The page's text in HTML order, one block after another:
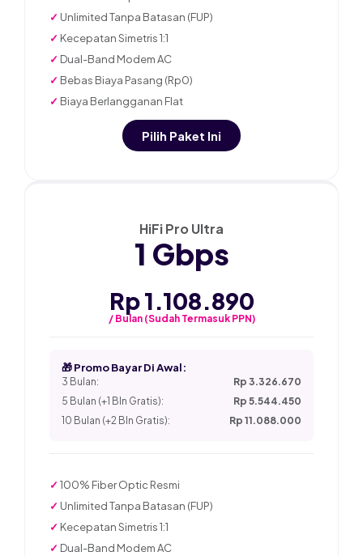
✓ Unlimited Tanpa Batasan (FUP)
✓ Kecepatan Simetris 1:1
✓ Dual-Band Modem AC
✓ Bebas Biaya Pasang (Rp0)
✓ Biaya Berlangganan Flat
Pilih Paket Ini
HiFi Pro Ultra
1 Gbps
Rp 1.108.890
/ Bulan (Sudah Termasuk PPN)
🎁 Promo Bayar Di Awal:
3 Bulan:
Rp 3.326.670
5 Bulan (+1 Bln Gratis):
Rp 5.544.450
10 Bulan (+2 Bln Gratis):
Rp 11.088.000
✓ 100% Fiber Optic Resmi
✓ Unlimited Tanpa Batasan (FUP)
✓ Kecepatan Simetris 1:1
✓ Dual-Band Modem AC